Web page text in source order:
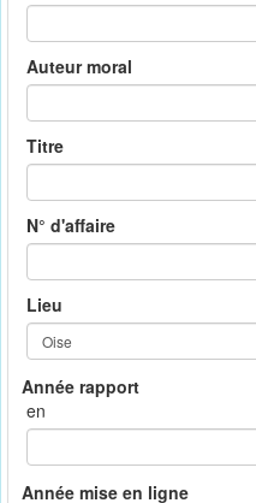
Auteur moral
Titre
N° d'affaire
Lieu
en